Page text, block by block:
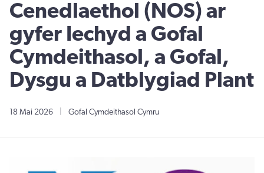
Cenedlaethol (NOS) ar
gyfer Iechyd a Gofal
Cymdeithasol, a Gofal,
Dysgu a Datblygiad Plant
18 Mai 2026 Gofal Cymdeithasol Cymru